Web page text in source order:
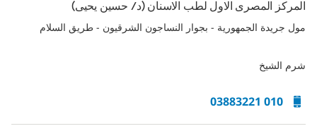
المركز المصرى الاول لطب الاسنان (د/ حسين يحيى)
مول جريدة الجمهورية - بجوار النساجون الشرقيون - طريق السلام
شرم الشيخ
010 03883221